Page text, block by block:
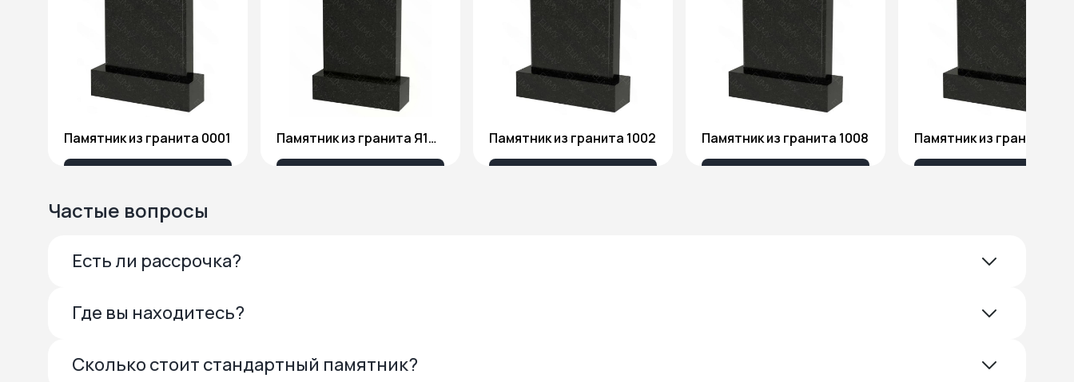
Памятник из гранита 0001 Памятник из гранита Я1806 Памятник из гранита 1002 Памятник из гранита 1008 Памятник из гранита
Частые вопросы
Есть ли рассрочка?
Где вы находитесь?
Сколько стоит стандартный памятник?